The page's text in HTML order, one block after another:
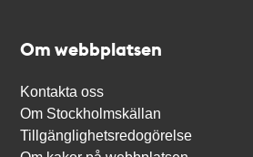
Om webbplatsen
Kontakta oss
Om Stockholmskällan
Tillgänglighetsredogörelse